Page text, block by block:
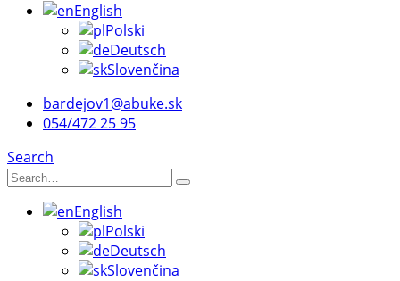
English
Polski
Deutsch
Slovenčina
bardejov1@abuke.sk
054/472 25 95
Search
English
Polski
Deutsch
Slovenčina